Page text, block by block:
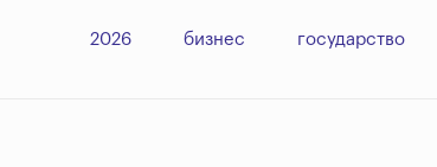
2026 бизнес государство